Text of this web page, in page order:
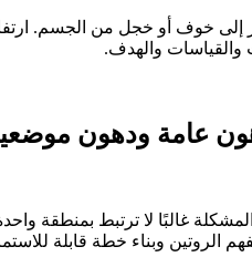
إلى خوف أو خجل من الجسم.
والقياسات والهدف.
عامة ودهون
غالبًا لا ترتبط بمنطقة
الروتين وبناء خطة قابلة